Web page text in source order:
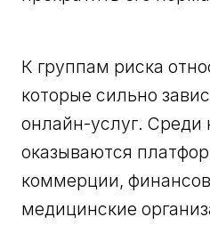
К группам риска
которые сильно
онлайн-услуг. Среди
оказываются
коммерции,
медицинские